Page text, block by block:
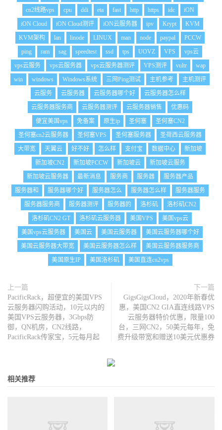
cn2线路vps
cpu ddi eta fast http https idc
iON
iON Cloud
iON Cloud测评 iON云服务器 ipv Krypt
KVM
KVM架构
lan linode LINUX man node paypal
PCCW
ping
ram sag speedtest ssd tps UOVZ VPS
vps云
vps云服务
vps云服务器 vps云服务器测评 VPS测评 vultr
wap
win
windows Windows系统 三网Ping测试 主机参考
主机测评
云服务
云服务器 云服务器哪个好
云服务器怎么样
云服务器服务商
云服务器测评 云服务器销售
优惠码
便宜美国vps
免备案 原生ip 圣何塞
圣何塞CN2
圣何塞cn2云服务器
圣何塞VPS 圣何塞服务器
圣荷西云服务器
大带宽
天翼云 好不好 怎么样 支付宝 数据中心
新加坡
新加坡CN2
新加坡PCCW 新加坡云
新加坡云服务
新加坡云服务器
最新消息 服务商 服务器
服务器产品
服务器和
服务器哪个好 服务器怎么 服务器怎么样
服务器服务
服务器服务商
服务器测评 服务器的 洛杉矶
洛杉矶CN2
洛杉矶CN2 GT
洛杉矶云服务器 美国VPS
美国vps云
美国vps云服务器
美国云 美国云服务器
美国云服务器哪个好
美国云服务器大带宽
美国云服务器怎么样
美国云服务器服务商
美国原生IP
美国洛杉矶 美国直连cn2vps
上一篇
PacificRack，超便宜的美国VPS
云服务器闪购活动，10元以内的
美国VPS云服务器，3Gbps防
御，QN机房，CN2线路，
PacificRack传家宝，5元每月起
下一篇
GigsGigsCloud，2020年新春优
惠，美国CN2 GIA直连线路VPS
云服务器特价优惠，限量100
台，三网CN2，50美元每年，免
费升级带宽和赠送10美元优惠券
相关推荐